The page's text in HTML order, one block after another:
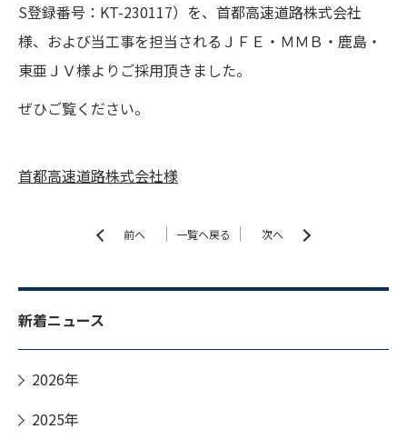
S登録番号：KT-230117）を、首都高速道路株式会社
様、および当工事を担当されるＪＦＥ・ＭＭＢ・鹿島・
東亜ＪＶ様よりご採用頂きました。
ぜひご覧ください。
首都高速道路株式会社様
前へ 一覧へ戻る 次へ
新着ニュース
2026年
2025年